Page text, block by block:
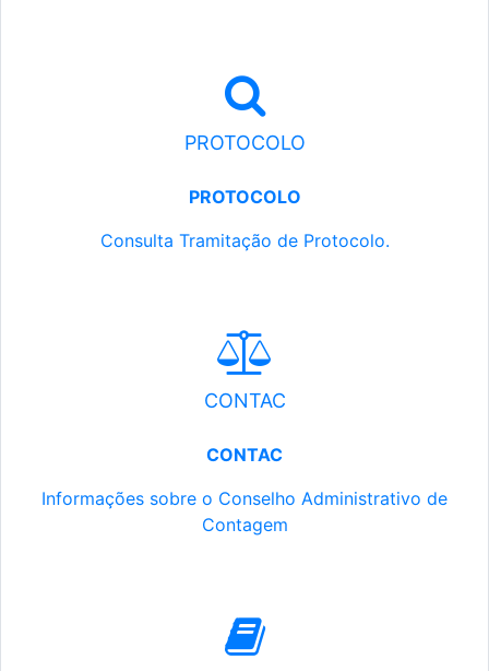
PROTOCOLO
PROTOCOLO
Consulta Tramitação de Protocolo.
CONTAC
CONTAC
Informações sobre o Conselho Administrativo de
Contagem